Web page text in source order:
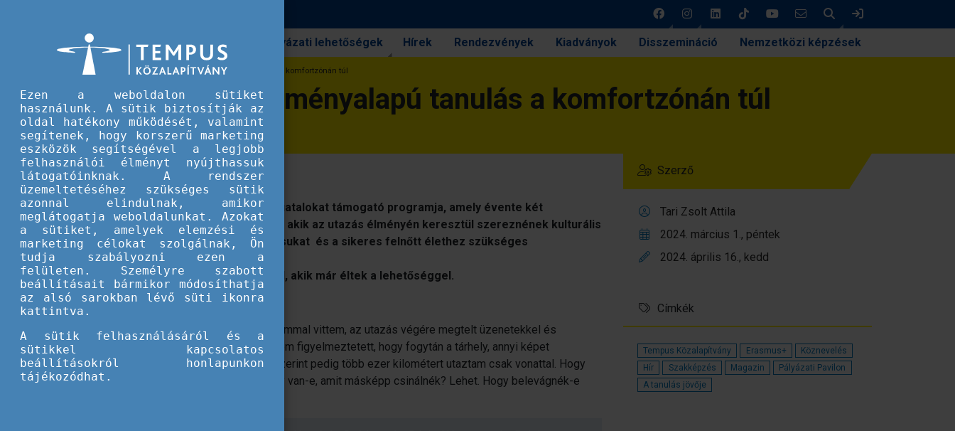
Keresés
Pályázati lehetőségek Hírek Rendezvények Kiadványok Disszemináció Nemzetközi képzések
Discover EU - Élményalapú tanulás a komfortzónán túl
Discover EU - Élményalapú tanulás a komfortzónán túl
A DiscoverEU volt utazói mesélnek.
DiscoverEUaz Erasmus+ 18 éves fiatalokat támogató programja, amely évente két
alkalommal várja azok jelentkezését, akik az utazás élményén keresztül szereznének kulturális
ismereteket, fejlesztenék nyelvtudásukat és a sikeres felnőtt élethez szükséges
kompetenciáikat, készségeiket.
Olyan fiatalok mesélnek élményeikről, akik már éltek a lehetőséggel.
Fóti Neszta
„A füzetkém, amit útinapló gyanánt magammal vittem, az utazás végére megtelt üzenetekkel és
rajzokkal az új ismerőseimtől. A telefonom figyelmeztetett, hogy fogytán a tárhely, annyi képet
készítettem. A
DiscoverEUapplikáció szerint pedig több ezer kilométert utaztam csak vonattal. Hogy
láttam-e mindent Európában? Nem. Hogy van-e, amit másképp csinálnék? Lehet. Hogy belevágnék-e
Szerző
Tari Zsolt Attila
2024. március 1., péntek
2024. április 16., kedd
Címkék
Tempus Közalapítvány Erasmus+
Köznevelés
Hír
Szakképzés Magazin
Pályázati Pavilon
A tanulás jövője
Ezen a weboldalon sütiket
használunk. A sütik biztosítják az
oldal hatékony működését, valamint
segítenek, hogy korszerű marketing
eszközök segítségével a legjobb
felhasználói élményt nyújthassuk
látogatóinknak. A rendszer
üzemeltetéséhez szükséges sütik
azonnal elindulnak, amikor
meglátogatja weboldalunkat. Azokat
a sütiket, amelyek elemzési és
marketing célokat szolgálnak, Ön
tudja szabályozni ezen a
felületen. Személyre szabott
beállításait bármikor módosíthatja
az alsó sarokban lévő süti ikonra
kattintva.
A sütik felhasználásáról és a
sütikkel kapcsolatos
beállításokról honlapunkon
tájékozódhat.